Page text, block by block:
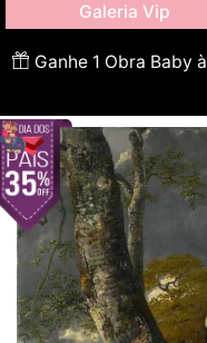
Galeria Vip
Ganhe 1 Obra Baby